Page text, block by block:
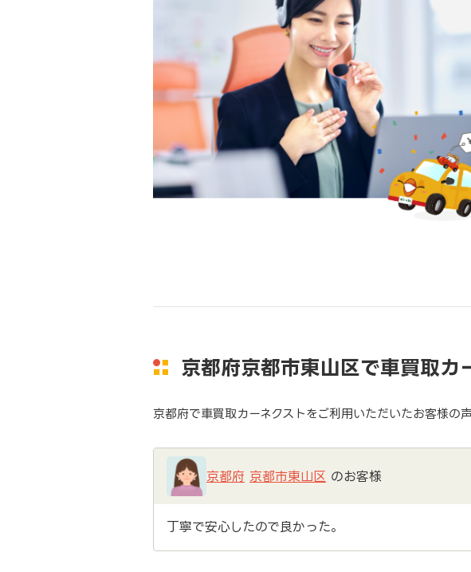
京都府京都市東山区で車買取カ
京都府で車買取カーネクストをご利用いただいたお客様の声
京都府 京都市東山区 のお客様
丁寧で安心したので良かった。